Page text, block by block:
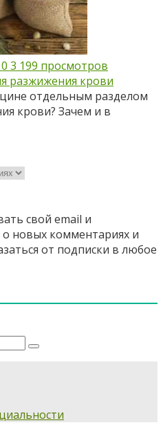
0 3 199 просмотров
разжижения крови
отдельным разделом
крови? Зачем и в
свой email и
новых комментариях и
от подписки в любое